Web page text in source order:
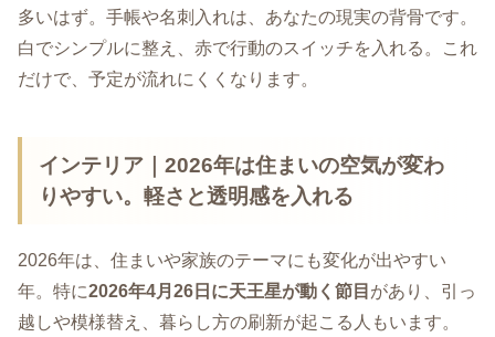
多いはず。手帳や名刺入れは、あなたの現実の背骨です。
白でシンプルに整え、赤で行動のスイッチを入れる。これ
だけで、予定が流れにくくなります。
インテリア｜2026年は住まいの空気が変わ
りやすい。軽さと透明感を入れる
2026年は、住まいや家族のテーマにも変化が出やすい
年。特に2026年4月26日に天王星が動く節目 があり、引っ
越しや模様替え、暮らし方の刷新が起こる人もいます。